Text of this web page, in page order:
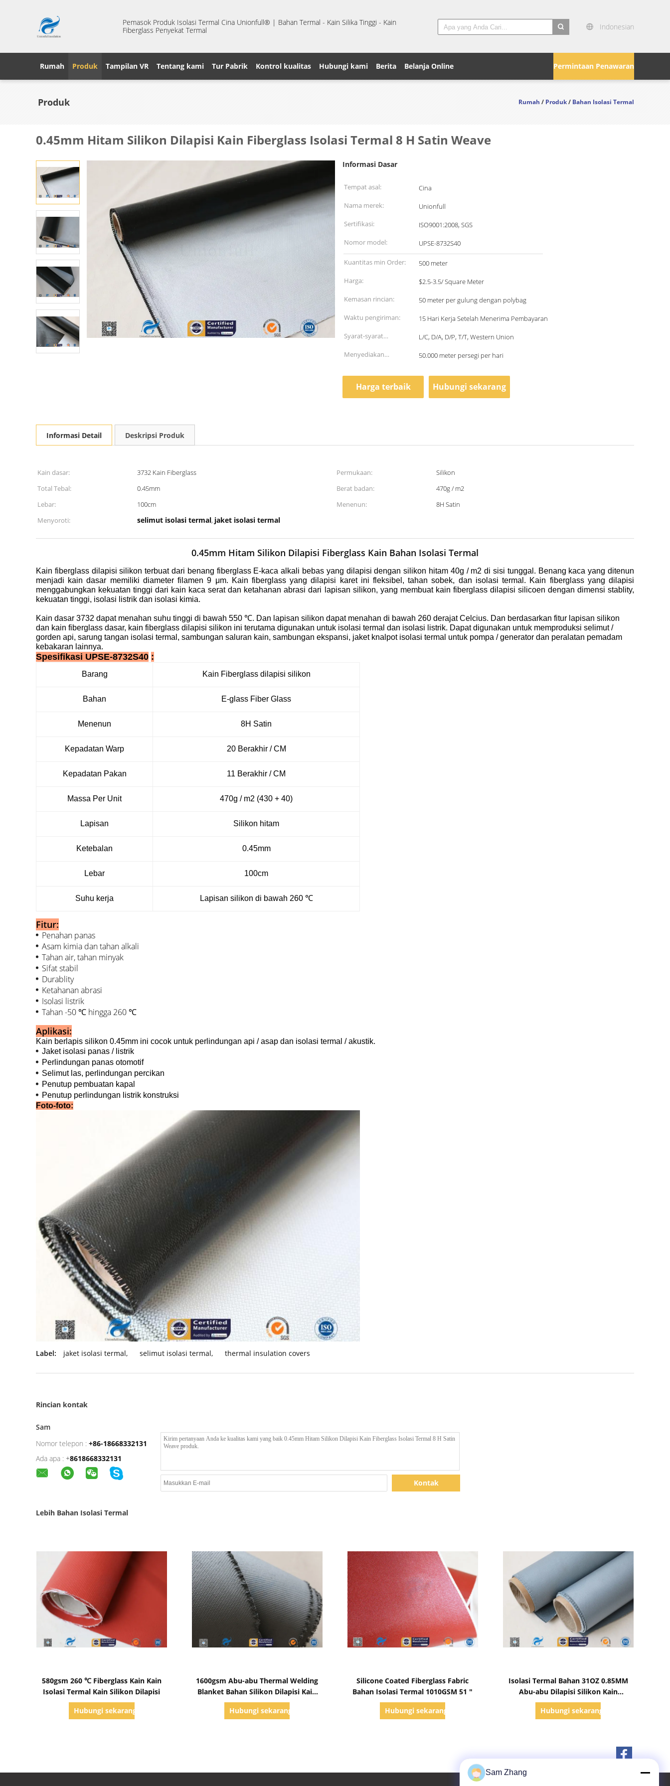
Pemasok Produk Isolasi Termal Cina Unionfull® | Bahan Termal - Kain Silika Tinggi - Kain
Fiberglass Penyekat Termal
Indonesian
Permintaan Penawaran
Rumah Produk Tampilan VR Tentang kami Tur Pabrik Kontrol kualitas Hubungi kami Berita Belanja Online
Produk Rumah/Produk/Bahan Isolasi Termal
0.45mm Hitam Silikon Dilapisi Kain Fiberglass Isolasi Termal 8 H Satin Weave
Informasi Dasar
Tempat asal:
Cina
Nama merek:
Unionfull
Sertifikasi:
ISO9001:2008, SGS
Nomor model:
UPSE-8732S40
Kuantitas min Order:
500 meter
Harga:
$2.5-3.5/ Square Meter
Kemasan rincian:
50 meter per gulung dengan polybag
Waktu pengiriman:
15 Hari Kerja Setelah Menerima Pembayaran
Syarat-syarat
pembayaran:
L/C, D/A, D/P, T/T, Western Union
Menyediakan
50.000 meter persegi per hari
Harga terbaik Hubungi sekarang
Informasi Detail Deskripsi Produk
Kain dasar: 3732 Kain Fiberglass Permukaan:
Silikon
Total Tebal:
0.45mm Berat badan:
470g / m2
Lebar:
100cm Menenun:
8H Satin
Menyoroti:
selimut isolasi termal, jaket isolasi termal
0.45mm Hitam Silikon Dilapisi Fiberglass Kain Bahan Isolasi Termal
Kain fiberglass dilapisi silikon terbuat dari benang fiberglass E-kaca alkali bebas yang dilapisi dengan silikon hitam 40g / m2 di sisi tunggal. Benang kaca yang ditenun
menjadi kain dasar memiliki diameter filamen 9 μm. Kain fiberglass yang dilapisi karet ini fleksibel, tahan sobek, dan isolasi termal. Kain fiberglass yang dilapisi
menggabungkan kekuatan tinggi dari kain kaca serat dan ketahanan abrasi dari lapisan silikon, yang membuat kain fiberglass dilapisi silicoen dengan dimensi stablity,
kekuatan tinggi, isolasi listrik dan isolasi kimia.
Kain dasar 3732 dapat menahan suhu tinggi di bawah 550 ℃. Dan lapisan silikon dapat menahan di bawah 260 derajat Celcius. Dan berdasarkan fitur lapisan silikon
dan kain fiberglass dasar, kain fiberglass dilapisi silikon ini terutama digunakan untuk isolasi termal dan isolasi listrik. Dapat digunakan untuk memproduksi selimut /
gorden api, sarung tangan isolasi termal, sambungan saluran kain, sambungan ekspansi, jaket knalpot isolasi termal untuk pompa / generator dan peralatan pemadam
kebakaran lainnya.
Spesifikasi UPSE-8732S40 :
Barang Kain Fiberglass dilapisi silikon
Bahan E-glass Fiber Glass
Menenun 8H Satin
Kepadatan Warp 20 Berakhir / CM
Kepadatan Pakan 11 Berakhir / CM
Massa Per Unit 470g / m2 (430 + 40)
Lapisan Silikon hitam
Ketebalan 0.45mm
Lebar 100cm
Suhu kerja Lapisan silikon di bawah 260 ℃
Fitur:
Penahan panas
Asam kimia dan tahan alkali
Tahan air, tahan minyak
Sifat stabil
Durablity
Ketahanan abrasi
Isolasi listrik
Tahan -50 ℃ hingga 260 ℃
Aplikasi:
Kain berlapis silikon 0.45mm ini cocok untuk perlindungan api / asap dan isolasi termal / akustik.
Jaket isolasi panas / listrik
Perlindungan panas otomotif
Selimut las, perlindungan percikan
Penutup pembuatan kapal
Penutup perlindungan listrik konstruksi
Foto-foto:
Label: jaket isolasi termal, selimut isolasi termal, thermal insulation covers
Rincian kontak
Sam
Nomor telepon : +86-18668332131
Ada apa : +8618668332131
Kontak
Lebih Bahan Isolasi Termal
580gsm 260 ℃ Fiberglass Kain Kain
Isolasi Termal Kain Silikon Dilapisi
Hubungi sekarang
1600gsm Abu-abu Thermal Welding
Blanket Bahan Silikon Dilapisi Kain
Fiberglass
Hubungi sekarang
Silicone Coated Fiberglass Fabric
Bahan Isolasi Termal 1010GSM 51 "
Hubungi sekarang
Isolasi Termal Bahan 31OZ 0.85MM
Abu-abu Dilapisi Silikon Kain
Fiberglass
Hubungi sekarang
Sam Zhang